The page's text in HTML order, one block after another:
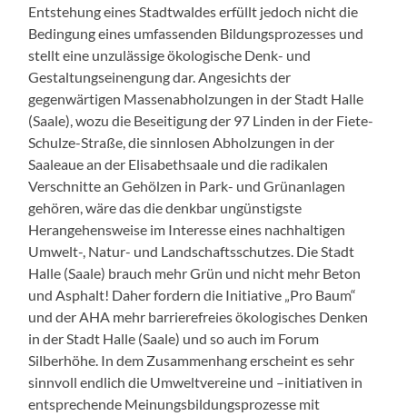
Entstehung eines Stadtwaldes erfüllt jedoch nicht die
Bedingung eines umfassenden Bildungsprozesses und
stellt eine unzulässige ökologische Denk- und
Gestaltungseinengung dar. Angesichts der
gegenwärtigen Massenabholzungen in der Stadt Halle
(Saale), wozu die Beseitigung der 97 Linden in der Fiete-
Schulze-Straße, die sinnlosen Abholzungen in der
Saaleaue an der Elisabethsaale und die radikalen
Verschnitte an Gehölzen in Park- und Grünanlagen
gehören, wäre das die denkbar ungünstigste
Herangehensweise im Interesse eines nachhaltigen
Umwelt-, Natur- und Landschaftsschutzes. Die Stadt
Halle (Saale) brauch mehr Grün und nicht mehr Beton
und Asphalt! Daher fordern die Initiative „Pro Baum“
und der AHA mehr barrierefreies ökologisches Denken
in der Stadt Halle (Saale) und so auch im Forum
Silberhöhe. In dem Zusammenhang erscheint es sehr
sinnvoll endlich die Umweltvereine und –initiativen in
entsprechende Meinungsbildungsprozesse mit